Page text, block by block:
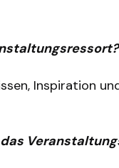
Inspiration